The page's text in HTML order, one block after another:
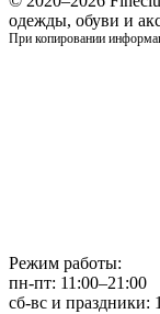
одежды, обуви и
При копировании
Режим работы:
пн-пт: 11:00–21:00
сб-вс и праздники: